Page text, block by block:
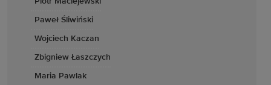
Paweł Śliwiński
Wojciech Kaczan
Zbigniew Łaszczych
Maria Pawlak